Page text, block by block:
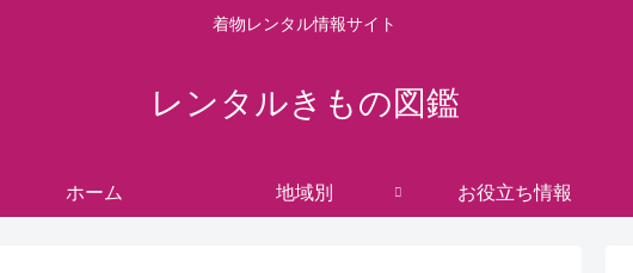
着物レンタル情報サイト
レンタルきもの図鑑
ホーム 地域別 お役立ち情報